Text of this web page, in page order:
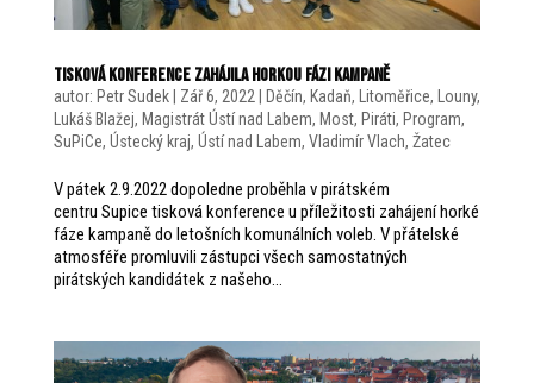
Tisková konference zahájila horkou fázi kampaně
autor: Petr Sudek| Zář 6, 2022 Děčín, Kadaň, Litoměřice, Louny,
Lukáš Blažej, Magistrát Ústí nad Labem, Most, Piráti, Program,
SuPiCe, Ústecký kraj, Ústí nad Labem, Vladimír Vlach, Žatec
V pátek 2.9.2022 dopoledne proběhla v pirátském
centru Supice tisková konference u příležitosti zahájení horké
fáze kampaně do letošních komunálních voleb. V přátelské
atmosféře promluvili zástupci všech samostatných
pirátských kandidátek z našeho...